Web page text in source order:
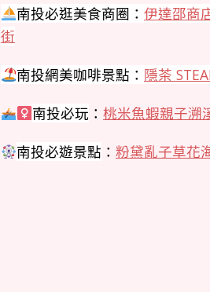
南投必逛美食商圈：伊達邵商
街
南投網美咖啡景點： 隱茶
南投必玩 ：桃米魚蝦親子溯
南投必遊景點 ：粉黛亂子草花